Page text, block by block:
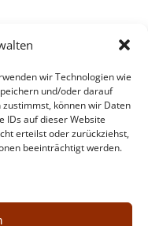
wir Technologien wie
und/oder darauf
können wir Daten
IDs auf dieser Website
erteilst oder zurückziehst,
beeinträchtigt werden.